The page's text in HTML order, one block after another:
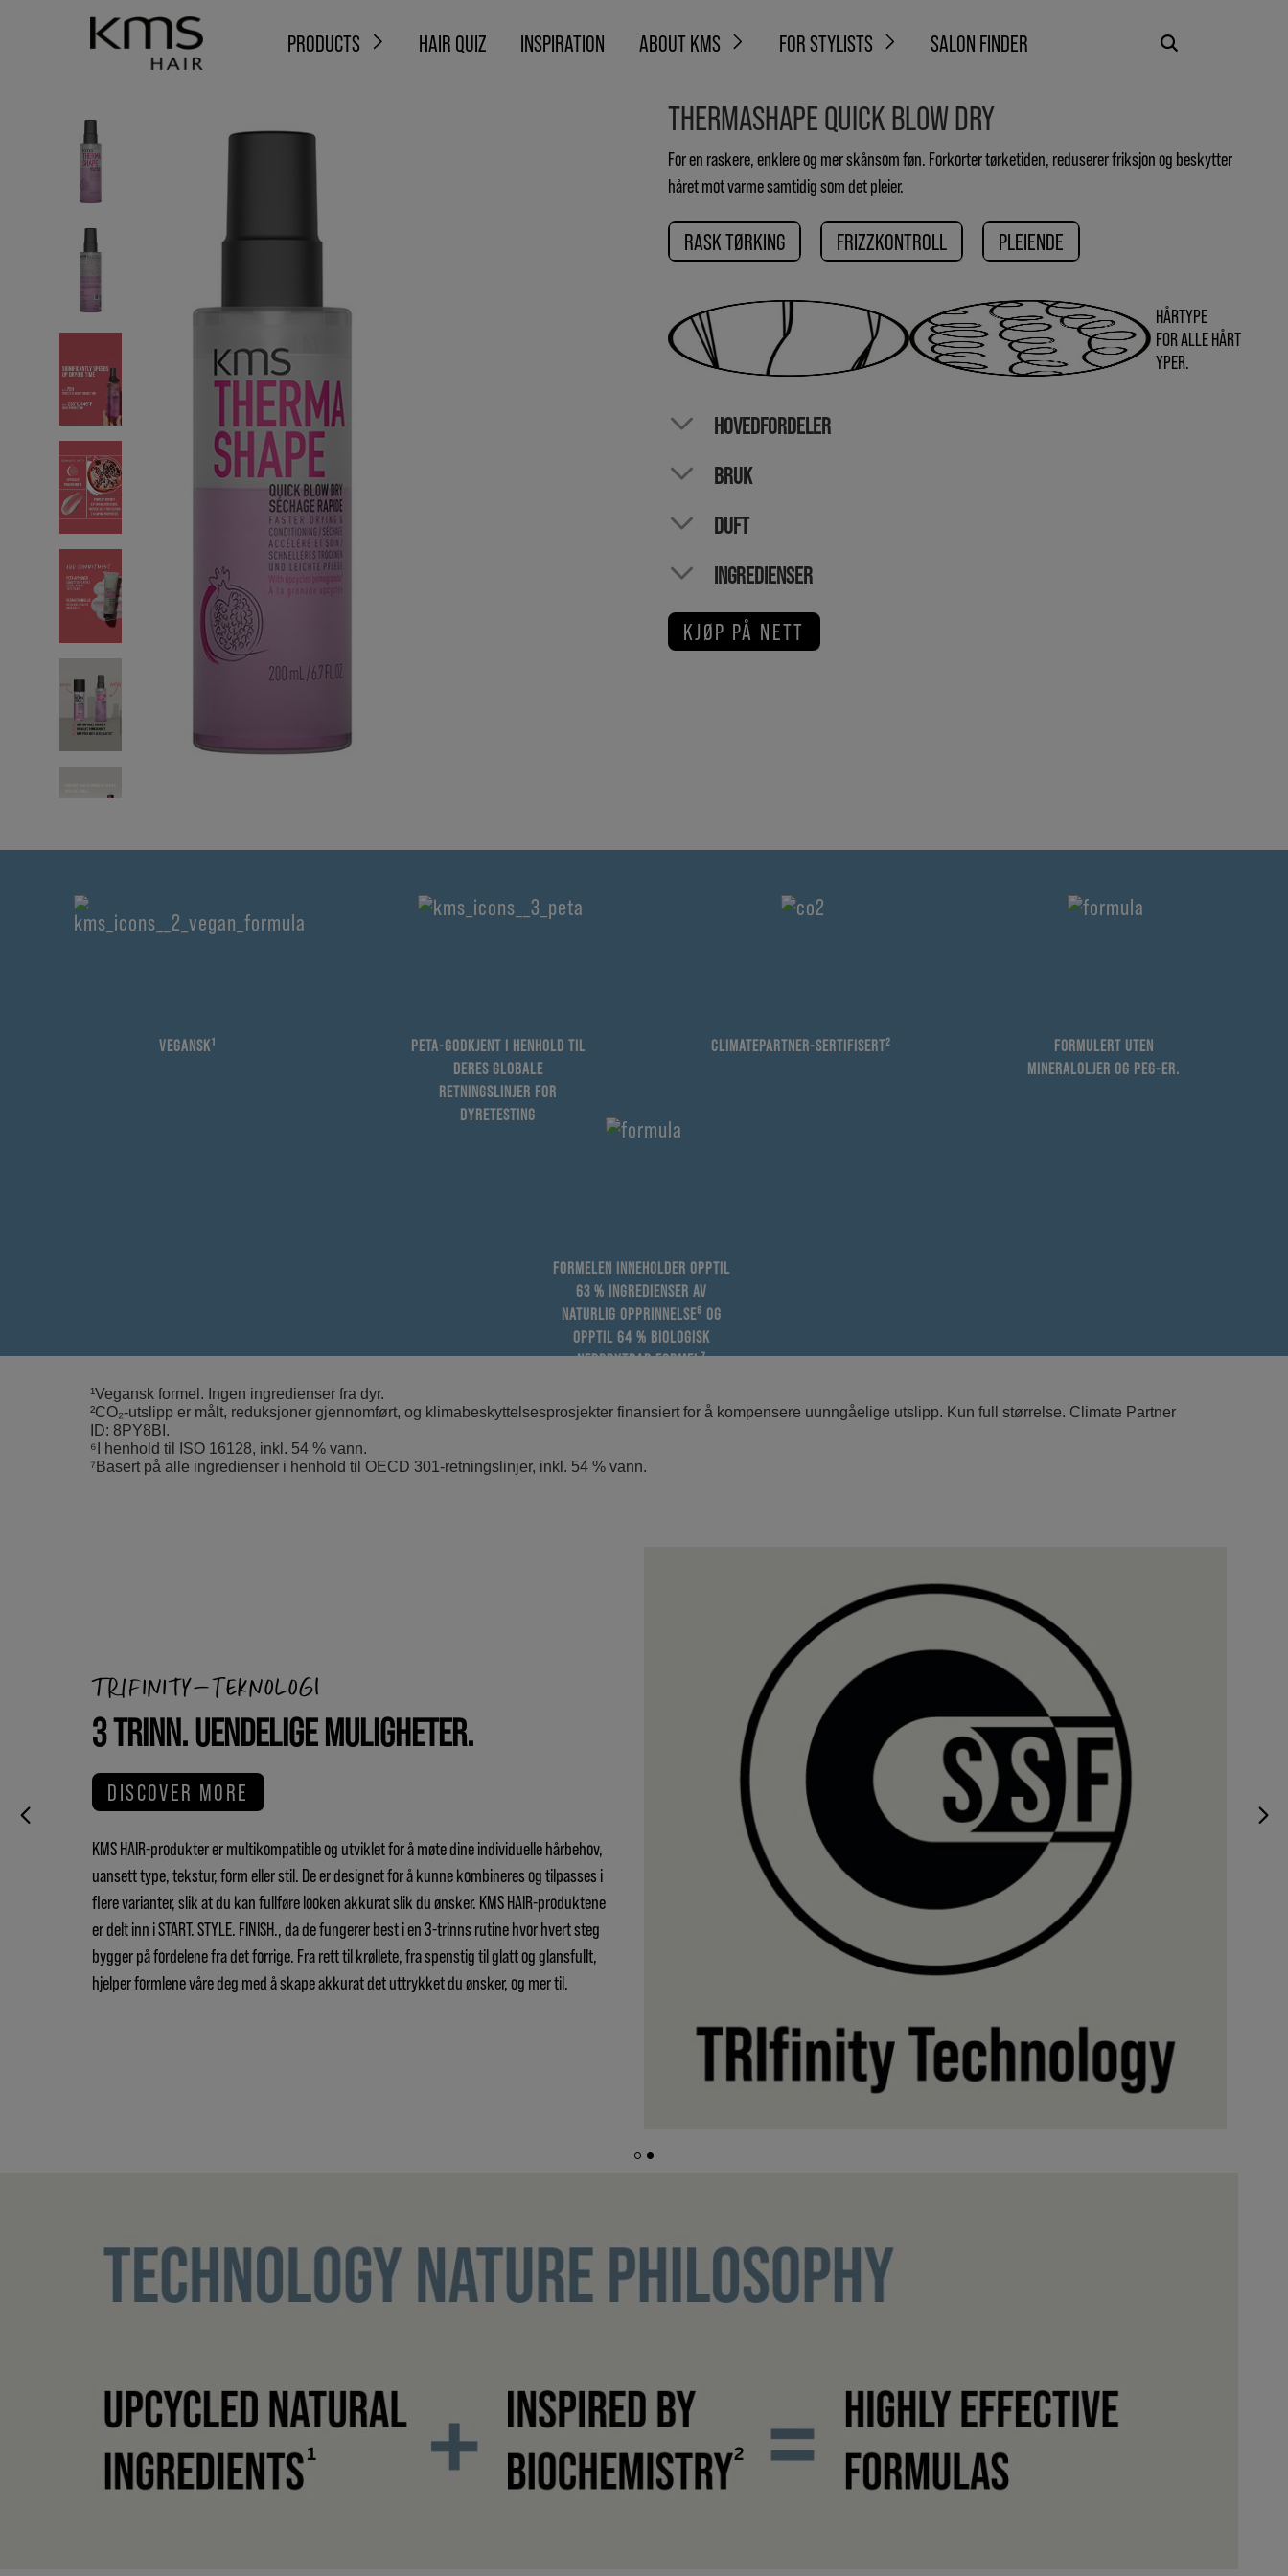
PRODUCTS HAIR QUIZ INSPIRATION ABOUT KMS FOR STYLISTS SALON FINDER
THERMASHAPE QUICK BLOW DRY
For en raskere, enklere og mer skånsom føn. Forkorter tørketiden, reduserer friksjon og beskytter
håret mot varme samtidig som det pleier.
RASK TØRKING FRIZZKONTROLL PLEIENDE
HÅRTYPE
FOR ALLE HÅRT
YPER.
HOVEDFORDELER
BRUK
DUFT
INGREDIENSER
KJØP PÅ NETT
VEGANSK¹
PETA-GODKJENT I HENHOLD TIL
DERES GLOBALE
RETNINGSLINJER FOR
DYRETESTING
CLIMATEPARTNER-SERTIFISERT²
FORMULERT UTEN
MINERALOLJER OG PEG-ER.
FORMELEN INNEHOLDER OPPTIL
63 % INGREDIENSER AV
NATURLIG OPPRINNELSE⁶ OG
OPPTIL 64 % BIOLOGISK
NEDBRYTBAR FORMEL⁷
¹Vegansk formel. Ingen ingredienser fra dyr.
²CO₂-utslipp er målt, reduksjoner gjennomført, og klimabeskyttelsesprosjekter finansiert for å kompensere uunngåelige utslipp. Kun full størrelse. Climate Partner
ID: 8PY8BI.
⁶I henhold til ISO 16128, inkl. 54 % vann.
⁷Basert på alle ingredienser i henhold til OECD 301-retningslinjer, inkl. 54 % vann.
TRIFINITY-TEKNOLOGI
3 TRINN. UENDELIGE MULIGHETER.
DISCOVER MORE
KMS HAIR-produkter er multikompatible og utviklet for å møte dine individuelle hårbehov,
uansett type, tekstur, form eller stil. De er designet for å kunne kombineres og tilpasses i
flere varianter, slik at du kan fullføre looken akkurat slik du ønsker. KMS HAIR-produktene
er delt inn i START. STYLE. FINISH., da de fungerer best i en 3-trinns rutine hvor hvert steg
bygger på fordelene fra det forrige. Fra rett til krøllete, fra spenstig til glatt og glansfullt,
hjelper formlene våre deg med å skape akkurat det uttrykket du ønsker, og mer til.